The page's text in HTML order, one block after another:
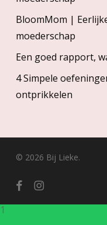
BloomMom |
moederschap
Een goed rapport,
4 Simpele
ontprikkelen
© 2026 Bij Lieke.
facebookinstagram
1